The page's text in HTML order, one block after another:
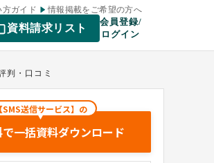
ガイド 情報掲載をご希望の方へ
資料請求リスト
会員登録/
ログイン
判・口コミ
【SMS送信サービス】の
一括資料ダウンロード